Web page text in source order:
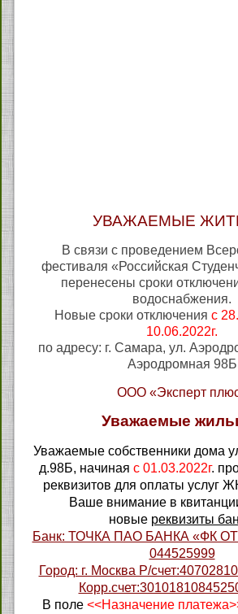
УВАЖАЕМЫЕ
В связи с проведением
фестиваля «Российская
перенесены сроки
водоснабжения.
Новые сроки отключения с
10.06.2022г.
по адресу: г. Самара, ул.
Аэродромная 98Б
ООО «Эксперт
Уважаемые
Уважаемые собственники дома
д.98Б, начиная с 01.03.2022г.
реквизитов для оплаты услуг
Ваше внимание в
новые реквизиты
Банк: ТОЧКА ПАО БАНКА «ФК
044525999
Город: г. Москва Р/
В поле <<Назначение